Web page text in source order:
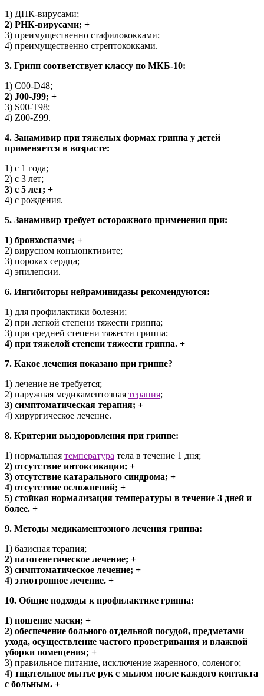
1) ДНК-вирусами;
2) РНК-вирусами; +
3) преимущественно стафилококками;
4) преимущественно стрептококками.
3. Грипп соответствует классу по МКБ-10:
1) C00-D48;
2) J00-J99; +
3) S00-T98;
4) Z00-Z99.
4. Занамивир при тяжелых формах гриппа у детей
применяется в возрасте:
1) с 1 года;
2) с 3 лет;
3) с 5 лет; +
4) с рождения.
5. Занамивир требует осторожного применения при:
1) бронхоспазме; +
2) вирусном конъюнктивите;
3) пороках сердца;
4) эпилепсии.
6. Ингибиторы нейраминидазы рекомендуются:
1) для профилактики болезни;
2) при легкой степени тяжести гриппа;
3) при средней степени тяжести гриппа;
4) при тяжелой степени тяжести гриппа. +
7. Какое лечения показано при гриппе?
1) лечение не требуется;
2) наружная медикаментозная терапия;
3) симптоматическая терапия; +
4) хирургическое лечение.
8. Критерии выздоровления при гриппе:
1) нормальная температура тела в течение 1 дня;
2) отсутствие интоксикации; +
3) отсутствие катарального синдрома; +
4) отсутствие осложнений; +
5) стойкая нормализация температуры в течение 3 дней и
более. +
9. Методы медикаментозного лечения гриппа:
1) базисная терапия;
2) патогенетическое лечение; +
3) симптоматическое лечение; +
4) этиотропное лечение. +
10. Общие подходы к профилактике гриппа:
1) ношение маски; +
2) обеспечение больного отдельной посудой, предметами
ухода, осуществление частого проветривания и влажной
уборки помещения; +
3) правильное питание, исключение жаренного, соленого;
4) тщательное мытье рук с мылом после каждого контакта
с больным. +